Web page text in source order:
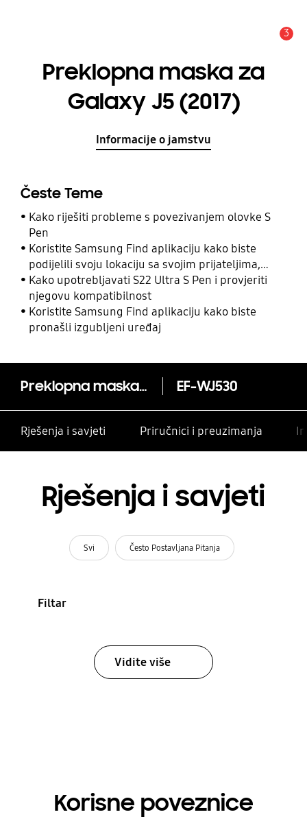
3
Preklopna maska za
Galaxy J5 (2017)
Informacije o jamstvu
Česte Teme
Kako riješiti probleme s povezivanjem olovke S
Pen
Koristite Samsung Find aplikaciju kako biste
podijelili svoju lokaciju sa svojim prijateljima,
djetetom, obitelji i drugim kontaktima
Kako upotrebljavati S22 Ultra S Pen i provjeriti
njegovu kompatibilnost
Koristite Samsung Find aplikaciju kako biste
pronašli izgubljeni uređaj
Preklopna maska za Galaxy J5 (2017) EF-WJ530
Rješenja i savjeti Priručnici i preuzimanja
Rješenja i savjeti
Svi Često Postavljana Pitanja
Filtar
Vidite više
Korisne poveznice